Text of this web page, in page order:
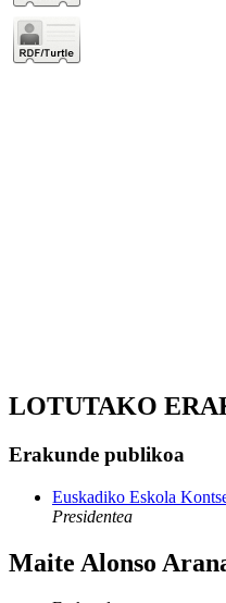
LOTUTAKO
Erakunde publikoa
Euskadiko Eskola
Presidentea
Maite Alonso